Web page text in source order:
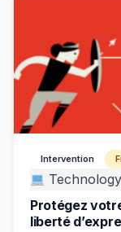
Intervention
Protégez
liberté